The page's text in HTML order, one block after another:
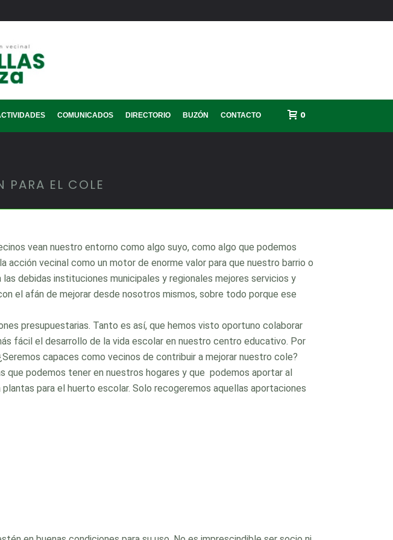
COMUNICADOS DIRECTORIO BUZÓN CONTACTO 0
PARA EL COLE
vean nuestro entorno como algo suyo, como algo que podemos
vecinal como un motor de enorme valor para que nuestro barrio o
debidas instituciones municipales y regionales mejores servicios y
el afán de mejorar desde nosotros mismos, sobre todo porque ese
presupuestarias. Tanto es así, que hemos visto oportuno colaborar
fácil el desarrollo de la vida escolar en nuestro centro educativo. Por
capaces como vecinos de contribuir a mejorar nuestro cole?
que podemos tener en nuestros hogares y que podemos aportar al
para el huerto escolar. Solo recogeremos aquellas aportaciones